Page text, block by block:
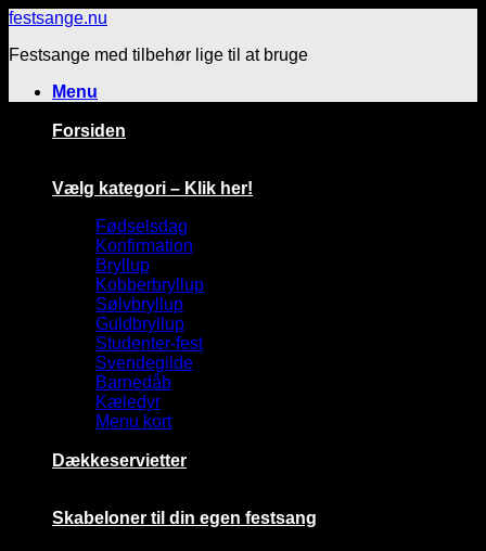
Fortsæt
indhold
festsange.nu
Festsange med tilbehør lige til at bruge
Menu
Forsiden
Vælg kategori – Klik her!
Fødselsdag
Konfirmation
Bryllup
Kobberbryllup
Sølvbryllup
Guldbryllup
Studenter-fest
Svendegilde
Barnedåb
Kæledyr
Menu kort
Dækkeservietter
Skabeloner til din egen festsang